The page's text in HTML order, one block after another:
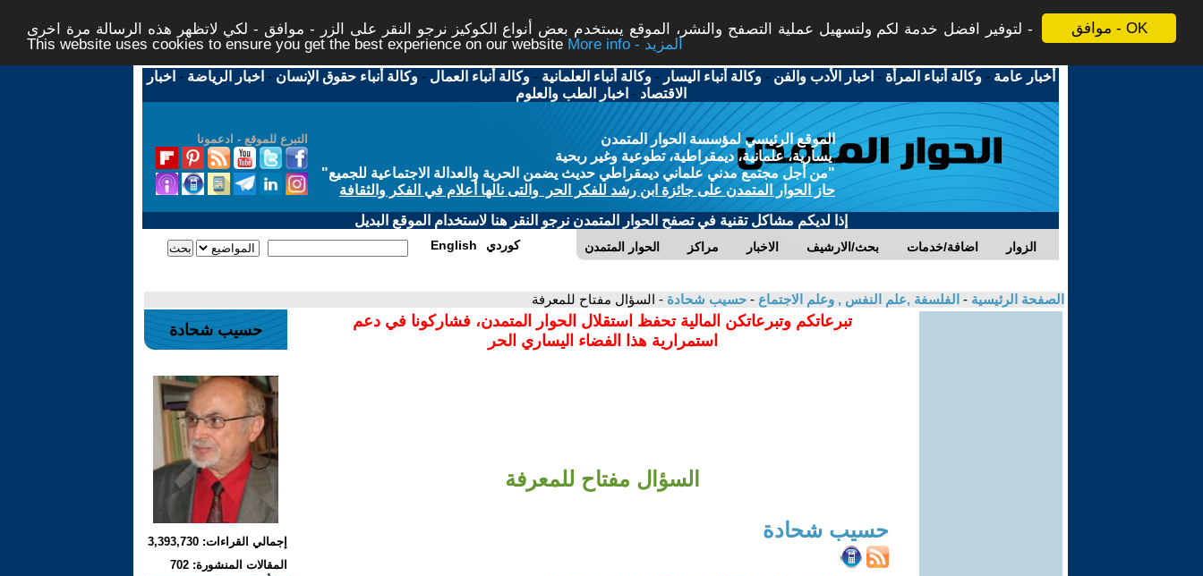
موافق - OK
لتوفير افضل خدمة لكم ولتسهيل عملية التصفح والنشر، الموقع يستخدم بعض أنواع الكوكيز نرجو النقر على الزر - موافق - لكي لاتظهر هذه الرسالة مرة اخرى -
This website uses cookies to ensure you get the best experience on our website
More info - المزيد
أخبار عامة -وكالة أنباء المرأة - اخبار الأدب والفن -وكالة أنباء اليسار -وكالة أنباء العلمانية -وكالة أنباء العمال -وكالة أنباء حقوق الإنسان - اخبار الرياضة - اخبار
الاقتصاد - اخبار الطب والعلوم
التبرع للموقع - ادعمونا
الموقع الرئيسي لمؤسسة الحوار المتمدن
يسارية، علمانية، ديمقراطية، تطوعية وغير ربحية
"من أجل مجتمع مدني علماني ديمقراطي حديث يضمن الحرية والعدالة الاجتماعية للجميع"
حاز الحوار المتمدن على جائزة ابن رشد للفكر الحر والتى نالها أعلام في الفكر والثقافة
إذا لديكم مشاكل تقنية في تصفح الحوار المتمدن نرجو النقر هنا لاستخدام الموقع البديل
الحوار المتمدن مراكز الاخبار بحث/الارشيف اضافة/خدمات الزوار English كوردي
الصفحة الرئيسية - الفلسفة ,علم النفس , وعلم الاجتماع - حسيب شحادة - السؤال مفتاح للمعرفة
تبرعاتكم وتبرعاتكن المالية تحفظ استقلال الحوار المتمدن، فشاركونا في دعم
استمرارية هذا الفضاء اليساري الحر
السؤال مفتاح للمعرفة
حسيب شحادة
حسيب شحادة
إجمالي القراءات: 3,393,730
المقالات المنشورة: 702